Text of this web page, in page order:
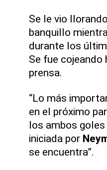
Se le vio
banquillo
durante los
Se fue cojeando
prensa.
“Lo más
en el próximo
los ambos goles
iniciada por
se encuentra”.